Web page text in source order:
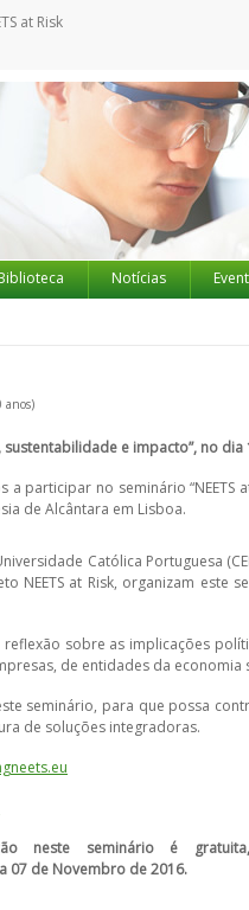
at Risk
Notícias
anos)
sustentabilidade e impacto”, no
participar no seminário
de Alcântara em Lisboa.
Católica Portuguesa
NEETS at Risk, organizam
sobre as implicações
de entidades da
seminário, para que possa
de soluções integradoras.
neste seminário é
07 de Novembro de 2016.